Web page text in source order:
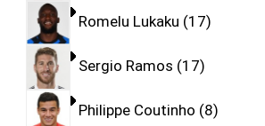
Romelu Lukaku 17
Sergio Ramos 17
Philippe Coutinho 8